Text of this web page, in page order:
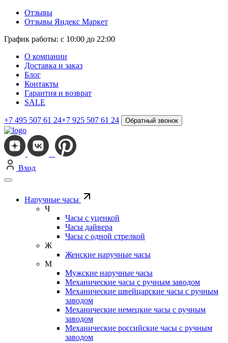
Отзывы
Отзывы Яндекс Маркет
График работы: с 10:00 до 22:00
О компании
Доставка и заказ
Блог
Контакты
Гарантия и возврат
SALE
+7 495 507 61 24+7 925 507 61 24 Обратный звонок
Вход
Наручные часы
Ч
Часы с уценкой
Часы дайвера
Часы с одной стрелкой
Ж
Женские наручные часы
М
Мужские наручные часы
Механические часы с ручным заводом
Механические швейцарские часы с ручным
заводом
Механические немецкие часы с ручным
заводом
Механические российские часы с ручным
заводом